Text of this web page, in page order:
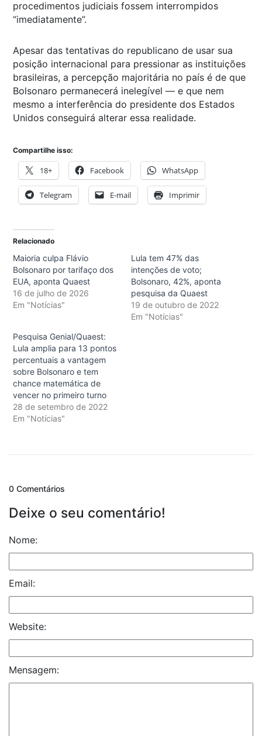
procedimentos judiciais fossem interrompidos
“imediatamente”.
Apesar das tentativas do republicano de usar sua
posição internacional para pressionar as instituições
brasileiras, a percepção majoritária no país é de que
Bolsonaro permanecerá inelegível — e que nem
mesmo a interferência do presidente dos Estados
Unidos conseguirá alterar essa realidade.
Compartilhe isso:
18+ Facebook WhatsApp
Telegram E-mail Imprimir
Relacionado
Maioria culpa Flávio
Bolsonaro por tarifaço dos
EUA, aponta Quaest
16 de julho de 2026
Em "Notícias"
Lula tem 47% das
intenções de voto;
Bolsonaro, 42%, aponta
pesquisa da Quaest
19 de outubro de 2022
Em "Notícias"
Pesquisa Genial/Quaest:
Lula amplia para 13 pontos
percentuais a vantagem
sobre Bolsonaro e tem
chance matemática de
vencer no primeiro turno
28 de setembro de 2022
Em "Notícias"
0 Comentários
Deixe o seu comentário!
Nome:
Email:
Website:
Mensagem: